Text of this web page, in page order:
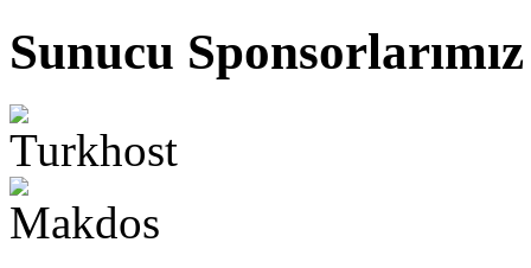
Sunucu Sponsorlarımız